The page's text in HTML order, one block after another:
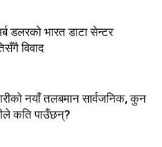
डलरको भारत डाटा सेन्टर
विवाद
नयाँ तलबमान सार्वजनिक, कुन
कति पाउँछन्?